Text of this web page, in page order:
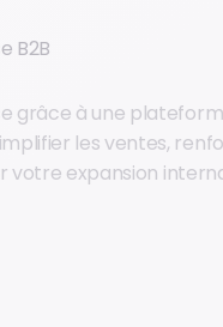
B2B
grâce à une
les ventes,
votre expansion